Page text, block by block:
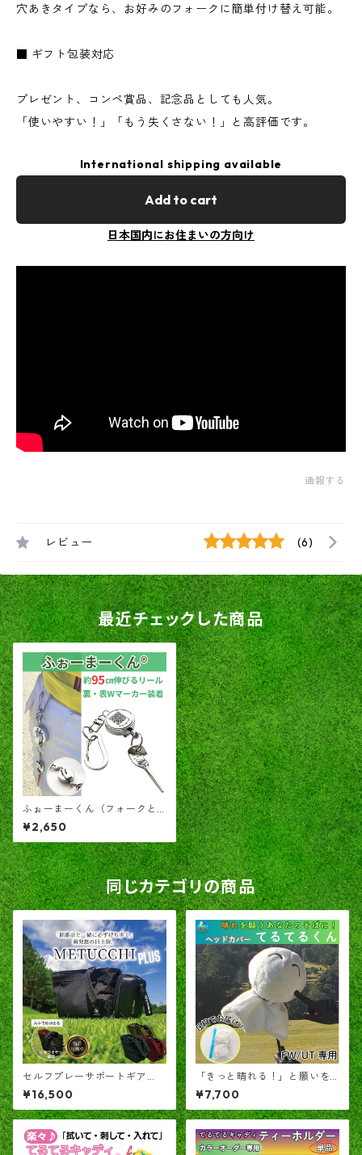
穴あきタイプなら、お好みのフォークに簡単付け替え可能。
■ ギフト包装対応
プレゼント、コンペ賞品、記念品としても人気。
「使いやすい！」「もう失くさない！」と高評価です。
International shipping available
Add to cart
日本国内にお住まいの方向け
通報する
レビュー (6)
最近チェックした商品
ふぉーまーくん（フォークと
ゴルフ場押しマークを一緒に
携帯出来る）
¥2,650
同じカテゴリの商品
セルフプレーサポートギア
「めつっち＋」 ― ラウンド中
の小さなキャディ ―
¥16,500
「きっと晴れる！」と願いを
込めて！ ヘッドカバー「て
るてるくん」
¥7,700